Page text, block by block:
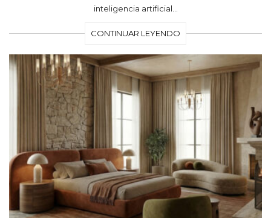
inteligencia artificial…
CONTINUAR LEYENDO